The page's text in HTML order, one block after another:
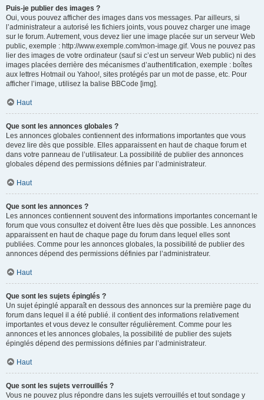
Puis-je publier des images ?
Oui, vous pouvez afficher des images dans vos messages. Par ailleurs, si
l’administrateur a autorisé les fichiers joints, vous pouvez charger une image
sur le forum. Autrement, vous devez lier une image placée sur un serveur Web
public, exemple : http://www.exemple.com/mon-image.gif. Vous ne pouvez pas
lier des images de votre ordinateur (sauf si c’est un serveur Web public) ni des
images placées derrière des mécanismes d’authentification, exemple : boîtes
aux lettres Hotmail ou Yahoo!, sites protégés par un mot de passe, etc. Pour
afficher l’image, utilisez la balise BBCode [img].
Haut
Que sont les annonces globales ?
Les annonces globales contiennent des informations importantes que vous
devez lire dès que possible. Elles apparaissent en haut de chaque forum et
dans votre panneau de l’utilisateur. La possibilité de publier des annonces
globales dépend des permissions définies par l’administrateur.
Haut
Que sont les annonces ?
Les annonces contiennent souvent des informations importantes concernant le
forum que vous consultez et doivent être lues dès que possible. Les annonces
apparaissent en haut de chaque page du forum dans lequel elles sont
publiées. Comme pour les annonces globales, la possibilité de publier des
annonces dépend des permissions définies par l’administrateur.
Haut
Que sont les sujets épinglés ?
Un sujet épinglé apparaît en dessous des annonces sur la première page du
forum dans lequel il a été publié. il contient des informations relativement
importantes et vous devez le consulter régulièrement. Comme pour les
annonces et les annonces globales, la possibilité de publier des sujets
épinglés dépend des permissions définies par l’administrateur.
Haut
Que sont les sujets verrouillés ?
Vous ne pouvez plus répondre dans les sujets verrouillés et tout sondage y